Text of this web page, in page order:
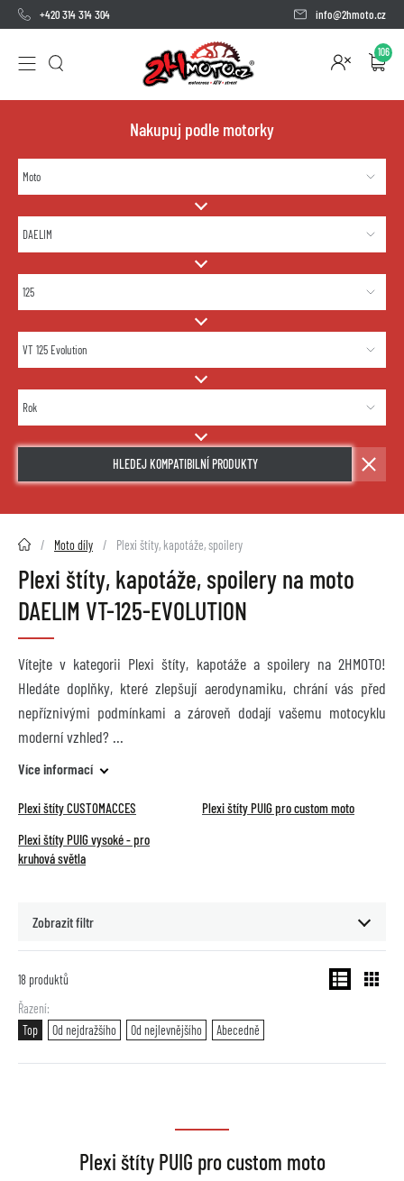
+420 314 314 304 info@2hmoto.cz
106
Nakupuj podle motorky
HLEDEJ KOMPATIBILNÍ PRODUKTY
2HMOTO.cz Moto díly Plexi štíty, kapotáže, spoilery
Plexi štíty, kapotáže, spoilery na moto
DAELIM VT-125-EVOLUTION
Vítejte v kategorii Plexi štíty, kapotáže a spoilery na 2HMOTO!
Hledáte doplňky, které zlepšují aerodynamiku, chrání vás před
nepříznivými podmínkami a zároveň dodají vašemu motocyklu
moderní vzhled?
Více informací
Plexi štíty CUSTOMACCES
Plexi štíty PUIG pro custom moto
Plexi štíty PUIG vysoké - pro
kruhová světla
Zobrazit filtr
18 produktů
Řazení
Top
Od nejdražšího Od nejlevnějšího Abecedně
Plexi štíty PUIG pro custom moto